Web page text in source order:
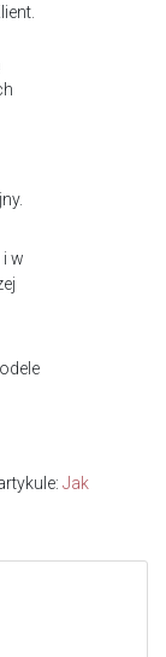
w
Jak